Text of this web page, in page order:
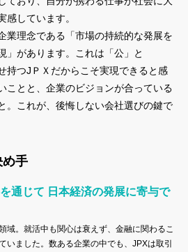
感しています。
業理念である「市場の持続的な発展を
」があります。これは「公」と
持つJＰＸだからこそ実現できると感
ことと、企業のビジョンが合っている
。これが、後悔しない会社選びの鍵で
め手
通じて 日本経済の発展に寄与で
域。就活中も関心は衰えず、金融に関わるこ
いました。数ある企業の中でも、JPXは取引